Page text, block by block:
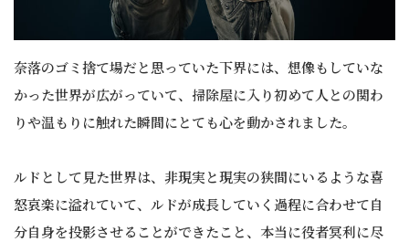
奈落のゴミ捨て場だと思っていた下界には、想像もしていな
かった世界が広がっていて、掃除屋に入り初めて人との関わ
りや温もりに触れた瞬間にとても心を動かされました。
ルドとして見た世界は、非現実と現実の狭間にいるような喜
怒哀楽に溢れていて、ルドが成長していく過程に合わせて自
分自身を投影させることができたこと、本当に役者冥利に尽